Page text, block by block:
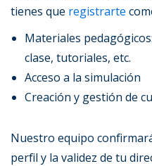
tienes que registrarte
Materiales
clase, tutoriales, etc.
Acceso a la simulación
Creación y gestión de
Nuestro equipo
perfil y la validez de tu